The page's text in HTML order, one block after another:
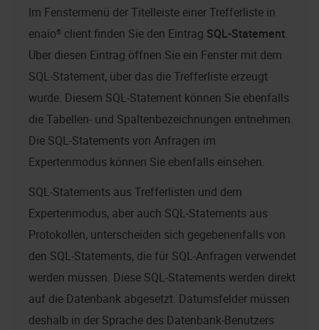
Im Fenstermenü der Titelleiste einer Trefferliste in
enaio® clientfinden Sie den Eintrag SQL-Statement.
Über diesen Eintrag öffnen Sie ein Fenster mit dem
SQL-Statement, über das die Trefferliste erzeugt
wurde. Diesem SQL-Statement können Sie ebenfalls
die Tabellen- und Spaltenbezeichnungen entnehmen.
Die SQL-Statements von Anfragen im
Expertenmodus können Sie ebenfalls einsehen.
SQL-Statements aus Trefferlisten und dem
Expertenmodus, aber auch SQL-Statements aus
Protokollen, unterscheiden sich gegebenenfalls von
den SQL-Statements, die für SQL-Anfragen verwendet
werden müssen. Diese SQL-Statements werden direkt
auf die Datenbank abgesetzt. Datumsfelder müssen
deshalb in der Sprache des Datenbank-Benutzers